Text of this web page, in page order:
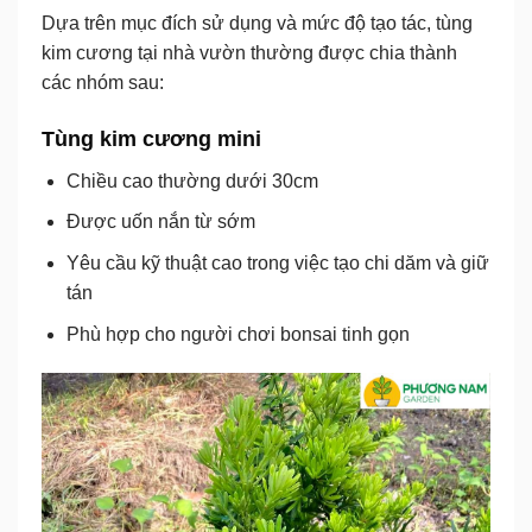
Dựa trên mục đích sử dụng và mức độ tạo tác, tùng
kim cương tại nhà vườn thường được chia thành
các nhóm sau:
Tùng kim cương mini
Chiều cao thường dưới 30cm
Được uốn nắn từ sớm
Yêu cầu kỹ thuật cao trong việc tạo chi dăm và giữ
tán
Phù hợp cho người chơi bonsai tinh gọn